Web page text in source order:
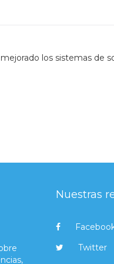
los sistemas de
Nuestras
Twitter